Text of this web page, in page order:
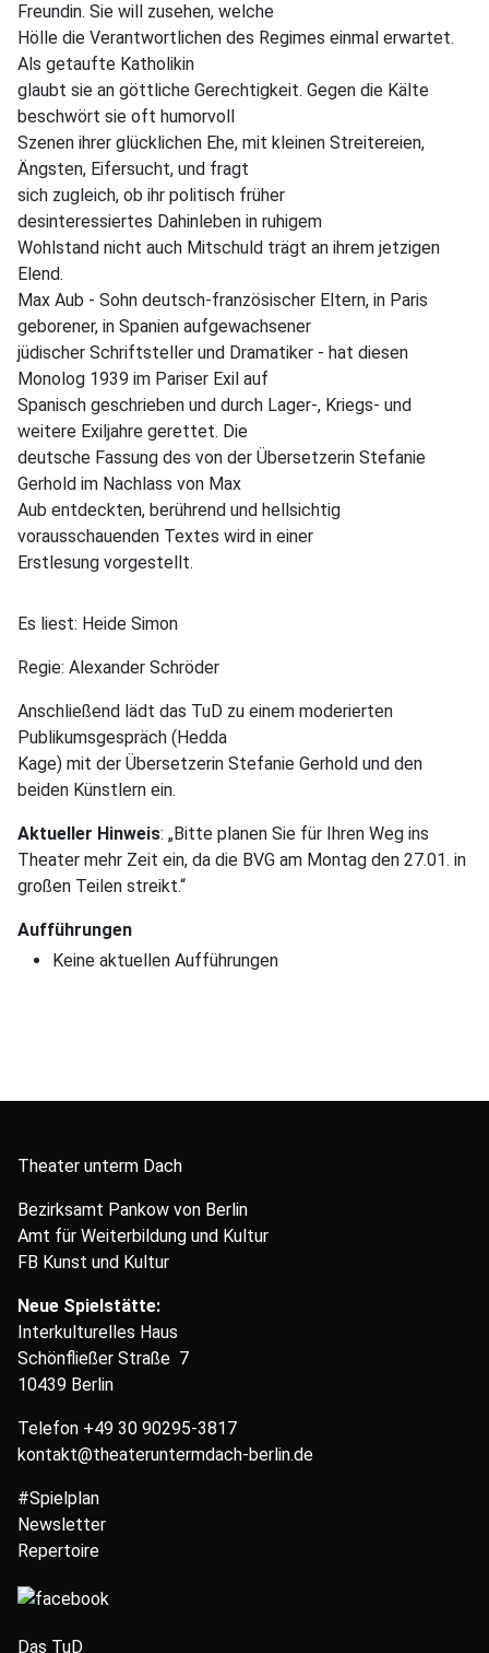
Freundin. Sie will zusehen, welche
Hölle die Verantwortlichen des Regimes einmal erwartet.
Als getaufte Katholikin
glaubt sie an göttliche Gerechtigkeit. Gegen die Kälte
beschwört sie oft humorvoll
Szenen ihrer glücklichen Ehe, mit kleinen Streitereien,
Ängsten, Eifersucht, und fragt
sich zugleich, ob ihr politisch früher
desinteressiertes Dahinleben in ruhigem
Wohlstand nicht auch Mitschuld trägt an ihrem jetzigen
Elend.
Max Aub - Sohn deutsch-französischer Eltern, in Paris
geborener, in Spanien aufgewachsener
jüdischer Schriftsteller und Dramatiker - hat diesen
Monolog 1939 im Pariser Exil auf
Spanisch geschrieben und durch Lager-, Kriegs- und
weitere Exiljahre gerettet. Die
deutsche Fassung des von der Übersetzerin Stefanie
Gerhold im Nachlass von Max
Aub entdeckten, berührend und hellsichtig
vorausschauenden Textes wird in einer
Erstlesung vorgestellt.
Es liest: Heide Simon
Regie: Alexander Schröder
Anschließend lädt das TuD zu einem moderierten
Publikumsgespräch (Hedda
Kage) mit der Übersetzerin Stefanie Gerhold und den
beiden Künstlern ein.
Aktueller Hinweis: „Bitte planen Sie für Ihren Weg ins
Theater mehr Zeit ein, da die BVG am Montag den 27.01. in
großen Teilen streikt.“
Aufführungen
Keine aktuellen Aufführungen
Theater unterm Dach
Bezirksamt Pankow von Berlin
Amt für Weiterbildung und Kultur
FB Kunst und Kultur
Neue Spielstätte:
Interkulturelles Haus
Schönfließer Straße 7
10439 Berlin
Telefon +49 30 90295-3817
kontakt@theateruntermdach-berlin.de
#Spielplan
Newsletter
Repertoire
Das TuD